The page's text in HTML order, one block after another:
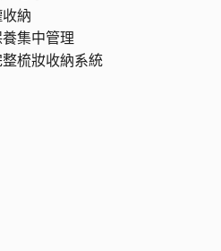
納
集中管理
梳妝收納系統